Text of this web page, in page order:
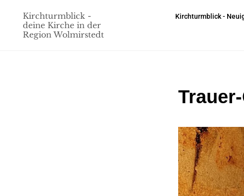
Kirchturmblick -
deine Kirche in der
Region Wolmirstedt
Kirchturmblick -